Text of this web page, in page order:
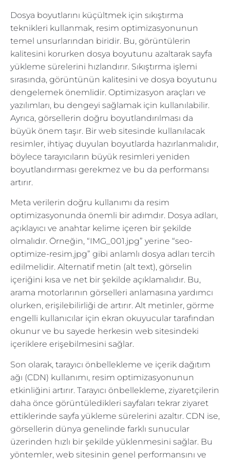
Dosya boyutlarını küçültmek için sıkıştırma
teknikleri kullanmak, resim optimizasyonunun
temel unsurlarından biridir. Bu, görüntülerin
kalitesini korurken dosya boyutunu azaltarak sayfa
yükleme sürelerini hızlandırır. Sıkıştırma işlemi
sırasında, görüntünün kalitesini ve dosya boyutunu
dengelemek önemlidir. Optimizasyon araçları ve
yazılımları, bu dengeyi sağlamak için kullanılabilir.
Ayrıca, görsellerin doğru boyutlandırılması da
büyük önem taşır. Bir web sitesinde kullanılacak
resimler, ihtiyaç duyulan boyutlarda hazırlanmalıdır,
böylece tarayıcıların büyük resimleri yeniden
boyutlandırması gerekmez ve bu da performansı
artırır.
Meta verilerin doğru kullanımı da resim
optimizasyonunda önemli bir adımdır. Dosya adları,
açıklayıcı ve anahtar kelime içeren bir şekilde
olmalıdır. Örneğin, “IMG_001.jpg” yerine “seo-
optimize-resim.jpg” gibi anlamlı dosya adları tercih
edilmelidir. Alternatif metin (alt text), görselin
içeriğini kısa ve net bir şekilde açıklamalıdır. Bu,
arama motorlarının görselleri anlamasına yardımcı
olurken, erişilebilirliği de artırır. Alt metinler, görme
engelli kullanıcılar için ekran okuyucular tarafından
okunur ve bu sayede herkesin web sitesindeki
içeriklere erişebilmesini sağlar.
Son olarak, tarayıcı önbellekleme ve içerik dağıtım
ağı (CDN) kullanımı, resim optimizasyonunun
etkinliğini artırır. Tarayıcı önbellekleme, ziyaretçilerin
daha önce görüntüledikleri sayfaları tekrar ziyaret
ettiklerinde sayfa yükleme sürelerini azaltır. CDN ise,
görsellerin dünya genelinde farklı sunucular
üzerinden hızlı bir şekilde yüklenmesini sağlar. Bu
yöntemler, web sitesinin genel performansını ve